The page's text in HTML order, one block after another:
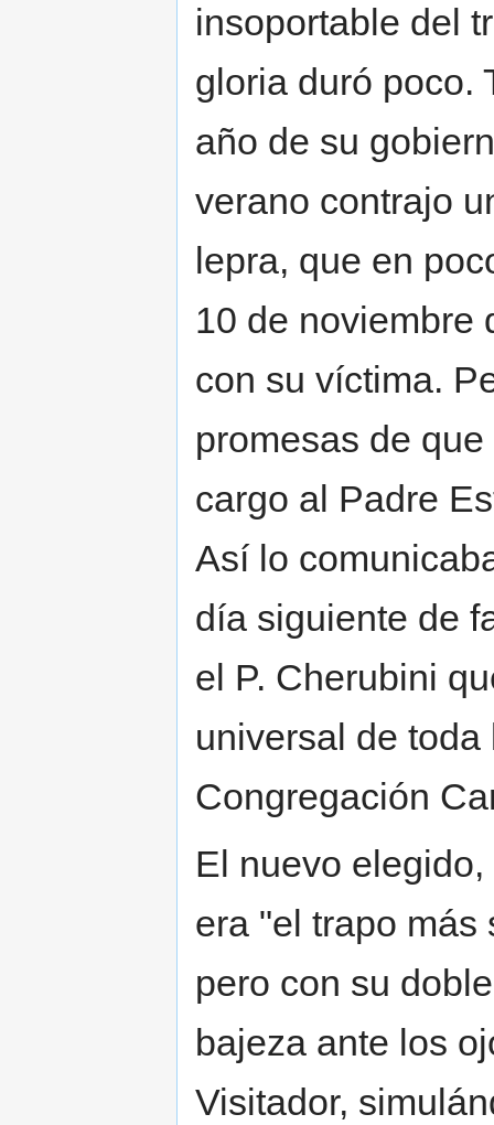
insoportable del
gloria duró poco.
año de su
verano contrajo
lepra, que en
10 de noviembre
con su víctima.
promesas de
cargo al Padre
Así lo
día siguiente de
el P. Cherubini
universal de
Congregación
El nuevo
era "el trapo más
pero con su
bajeza ante los
Visitador,